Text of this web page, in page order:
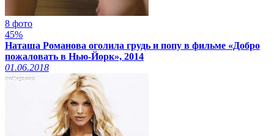
8 фото
45%
Наташа Романова оголила грудь и попу в фильме «Добро
пожаловать в Нью-Йорк», 2014
01.06.2018